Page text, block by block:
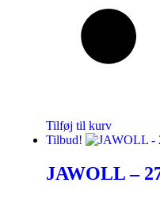
Tilføj til kurv
Tilbud!
JAWOLL –